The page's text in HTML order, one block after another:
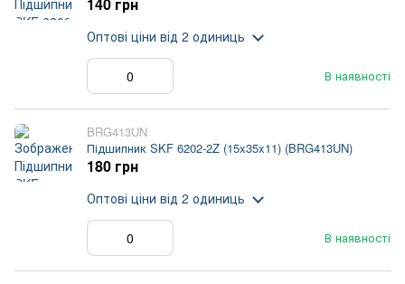
В наявності
Оптові ціни від 2 одиниць
BRG413UN
Підшипник SKF 6202-2Z (15x35x11) (BRG413UN)
В наявності
180 грн
Оптові ціни від 2 одиниць